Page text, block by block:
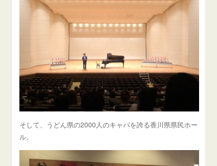
そして、うどん県の2000人のキャパを誇る香川県県民ホー
ル。